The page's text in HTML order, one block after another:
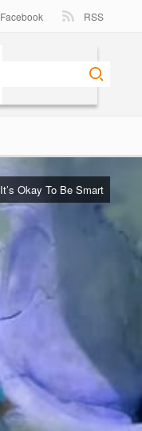
Facebook RSS
It’s Okay To Be Smart